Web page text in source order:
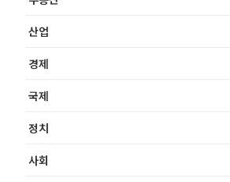
산업
경제
국제
정치
사회